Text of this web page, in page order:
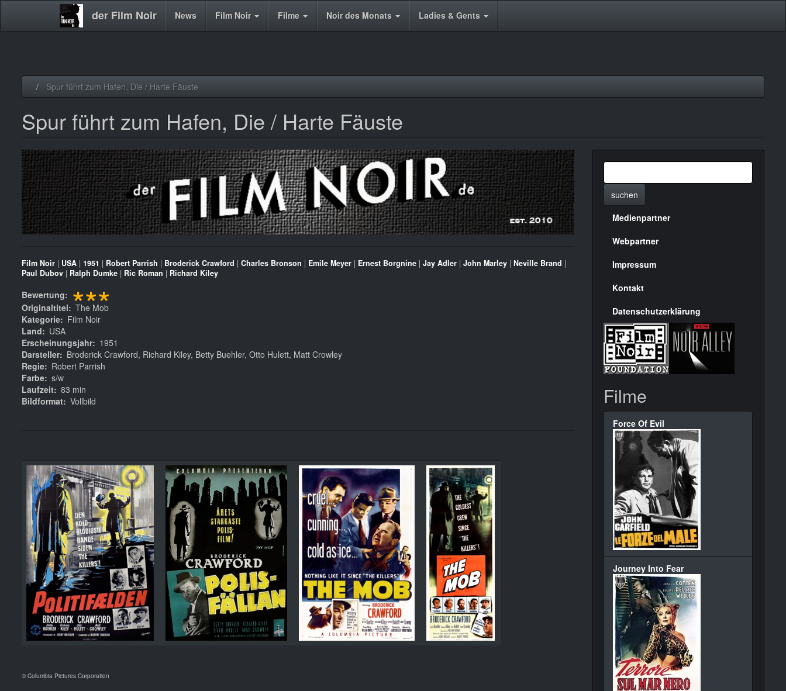
der Film Noir
Main News Film Noir Filme Noir des Monats Ladies & Gents
Spur führt zum Hafen, Die / Harte Fäuste
Spur führt zum Hafen, Die / Harte Fäuste
Film Noir | USA | 1951 | Robert Parrish | Broderick Crawford | Charles Bronson | Emile Meyer | Ernest Borgnine | Jay Adler | John Marley | Neville Brand |
Paul Dubov | Ralph Dumke | Ric Roman | Richard Kiley
Bewertung ***
Originaltitel
The Mob
Kategorie
Film Noir
Land
USA
Erscheinungsjahr
1951
Darsteller
Broderick Crawford, Richard Kiley, Betty Buehler, Otto Hulett, Matt Crowley
Regie
Robert Parrish
Farbe s/w
Laufzeit 83 min
Bildformat Vollbild
© Columbia Pictures Corporation
suchen
Menülinks
rechte
Seite
Medienpartner
Webpartner
Impressum
Kontakt
Datenschutzerklärung
Filme
Force Of Evil
Journey Into Fear